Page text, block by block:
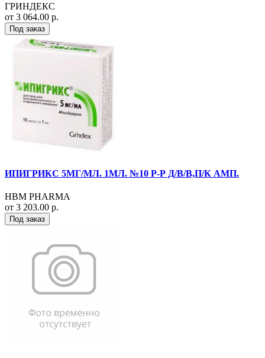
ГРИНДЕКС
от 3 064.00 р.
Под заказ
ИПИГРИКС 5МГ/МЛ. 1МЛ. №10 Р-Р Д/В/В,П/К АМП.
HBM PHARMA
от 3 203.00 р.
Под заказ